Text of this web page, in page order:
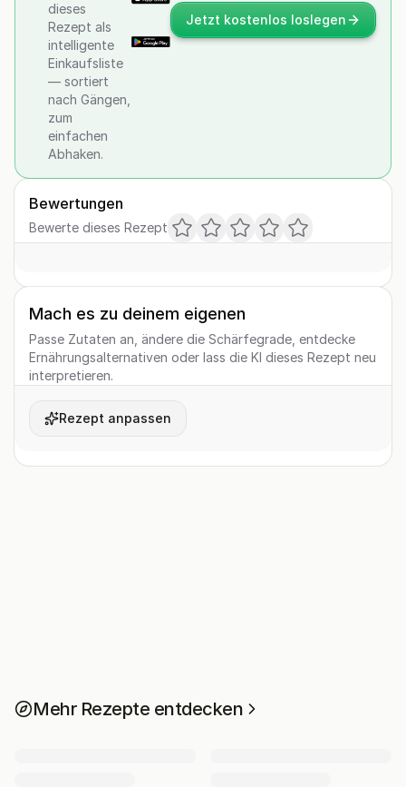
dieses
Rezept als
intelligente
Einkaufsliste
— sortiert
nach Gängen,
zum
einfachen
Abhaken.
Jetzt kostenlos loslegen
Bewertungen
Bewerte dieses Rezept
Mach es zu deinem eigenen
Passe Zutaten an, ändere die Schärfegrade, entdecke
Ernährungsalternativen oder lass die KI dieses Rezept neu
interpretieren.
Rezept anpassen
Mehr Rezepte entdecken